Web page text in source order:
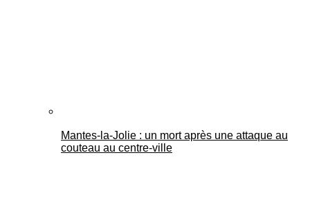
Mantes-la-Jolie : un mort après une attaque au
couteau au centre-ville